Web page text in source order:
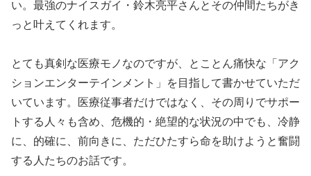
い。最強のナイスガイ・鈴木亮平さんとその仲間たちがき
っと叶えてくれます。
とても真剣な医療モノなのですが、とことん痛快な「アク
ションエンターテインメント」を目指して書かせていただ
いています。医療従事者だけではなく、その周りでサポー
トする人々も含め、危機的・絶望的な状況の中でも、冷静
に、的確に、前向きに、ただひたすら命を助けようと奮闘
する人たちのお話です。